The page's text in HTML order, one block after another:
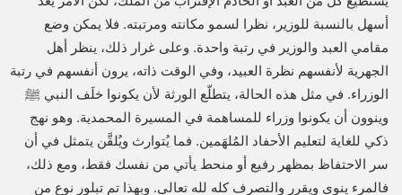
أسهل بالنسبة للوزير، نظرا لسمو مكانته ومرتبته. فلا يمكن وضع
مقامي العبد والوزير في رتبة واحدة. وعلى غرار ذلك، ينظر أهل
الجهرية لأنفسهم نظرة العبيد، وفي الوقت ذاته، يرون أنفسهم في رتبة
الوزراء. في مثل هذه الحالة، يتطلّع الورثة لأن يكونوا خلَف النبي ﷺ
وينوون أن يكونوا وزراء للمساهمة في المسيرة المحمدية. وهو نهج
ذكي للغاية لتعليم الأحفاد المُلهَمين. فما يُتوارث ويُلقَّن يتمثل في أن
سر الاحتفاظ بمظهر رفيع أو منحط يأتي من نفسك فقط، ومع ذلك،
فالمرء ينوي ويقرر والتصرف كله لله تعالى. وبهذا تم تبلور نوع من